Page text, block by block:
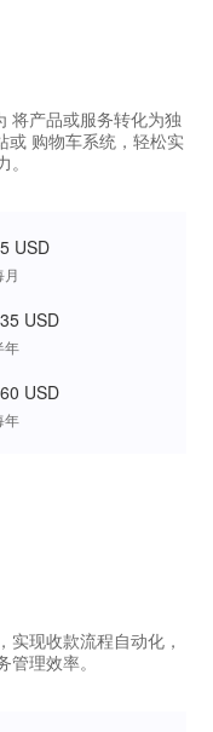
将产品或服务转化为独
或 购物车系统，轻松实
USD
月
USD
年
USD
年
现收款流程自动化，
理效率。